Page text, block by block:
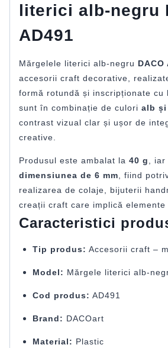
literici alb-negru
AD491
Mărgelele literici alb-negru DACO
accesorii craft decorative,
formă rotundă și inscripționate cu
sunt în combinație de culori alb și
contrast vizual clar și ușor de
creative.
Produsul este ambalat la 40 g
,
dimensiunea de 6 mm , fiind
realizarea de colaje, bijuterii
creații craft care implică elemente
Caracteristici
Tip produs: Accesorii craft –
Model: Mărgele literici alb-
Cod produs: AD491
Brand: DACOart
Material: Plastic